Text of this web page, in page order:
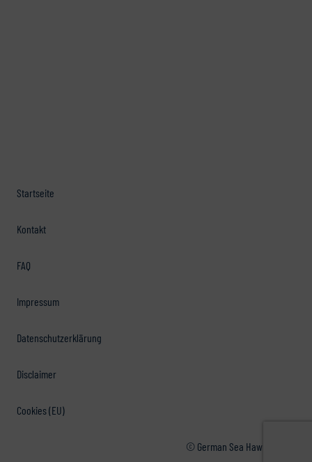
Startseite
Kontakt
FAQ
Impressum
Datenschutzerklärung
Disclaimer
Cookies (EU)
© German Sea Hawkers e.V.